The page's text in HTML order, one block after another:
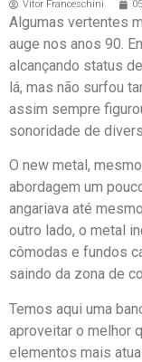
Vitor Franceschini
Algumas vertentes
auge nos anos 90.
alcançando status
lá, mas não surfou
assim sempre
sonoridade de
O new metal,
abordagem um
angariava até
outro lado, o metal
cômodas e fundos
saindo da zona de
Temos aqui uma
aproveitar o melhor
elementos mais